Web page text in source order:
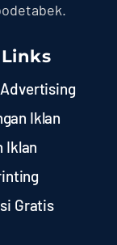
Iklan
Iklan
Gratis